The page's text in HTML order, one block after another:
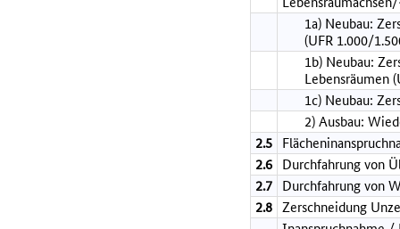
1a) Neubau:
(UFR 1.000/
1b) Neubau:
Lebensräumen
1c) Neubau:
2) Ausbau:
2.5
2.6
Durchfahrung von
2.7
Durchfahrung von
2.8 Zerschneidung